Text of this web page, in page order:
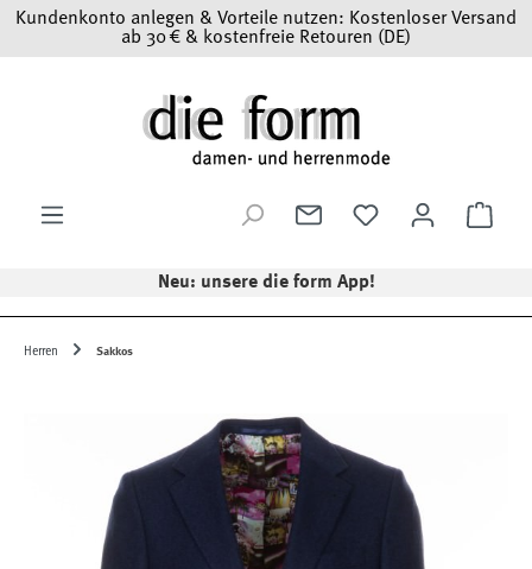
Zum Hauptinhalt springen
Kundenkonto anlegen & Vorteile nutzen: Kostenloser Versand
ab 30 € & kostenfreie Retouren (DE)
Neu: unsere die form App!
Herren Sakkos